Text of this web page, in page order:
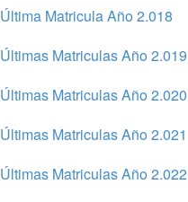
Última Matricula Año 2.018
Últimas Matriculas Año 2.019
Últimas Matriculas Año 2.020
Últimas Matriculas Año 2.021
Últimas Matriculas Año 2.022